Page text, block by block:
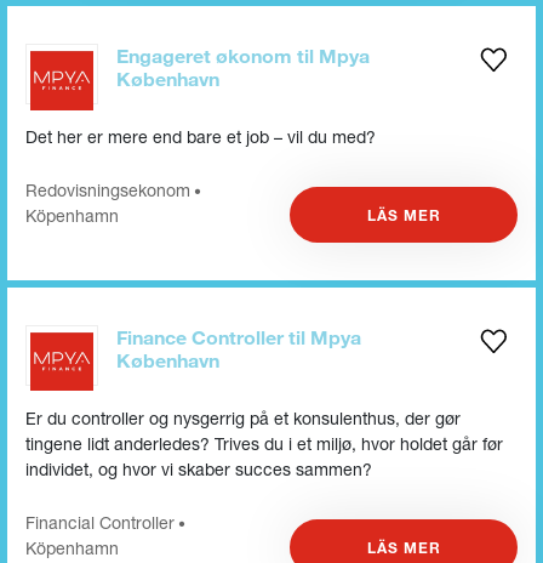
Engageret økonom til Mpya
København
Det her er mere end bare et job – vil du med?
Redovisnings­ekonom •
Köpenhamn LÄS MER
Finance Controller til Mpya
København
Er du controller og nysgerrig på et konsulenthus, der gør
tingene lidt anderledes? Trives du i et miljø, hvor holdet går før
individet, og hvor vi skaber succes sammen?
Financial Controller •
Köpenhamn LÄS MER